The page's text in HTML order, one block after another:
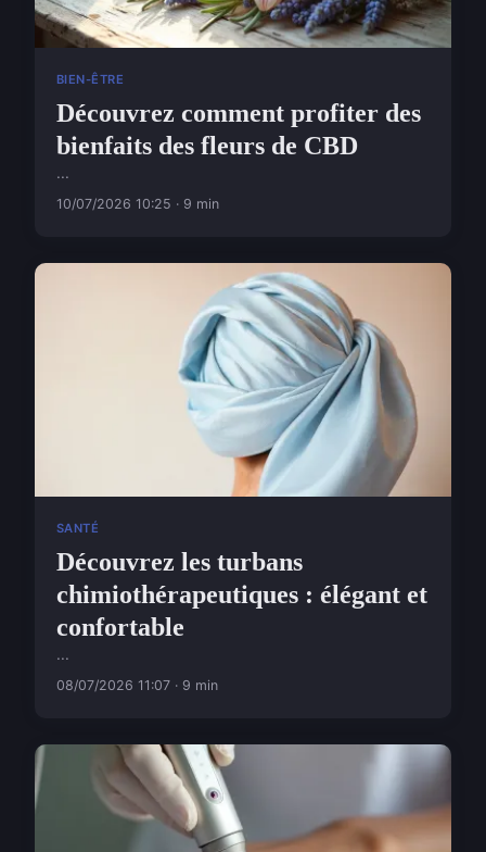
BIEN-ÊTRE
Découvrez comment profiter des
bienfaits des fleurs de CBD
...
10/07/2026 10:25 · 9 min
SANTÉ
Découvrez les turbans
chimiothérapeutiques : élégant et
confortable
...
08/07/2026 11:07 · 9 min